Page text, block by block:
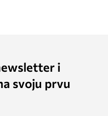
i
svoju prvu